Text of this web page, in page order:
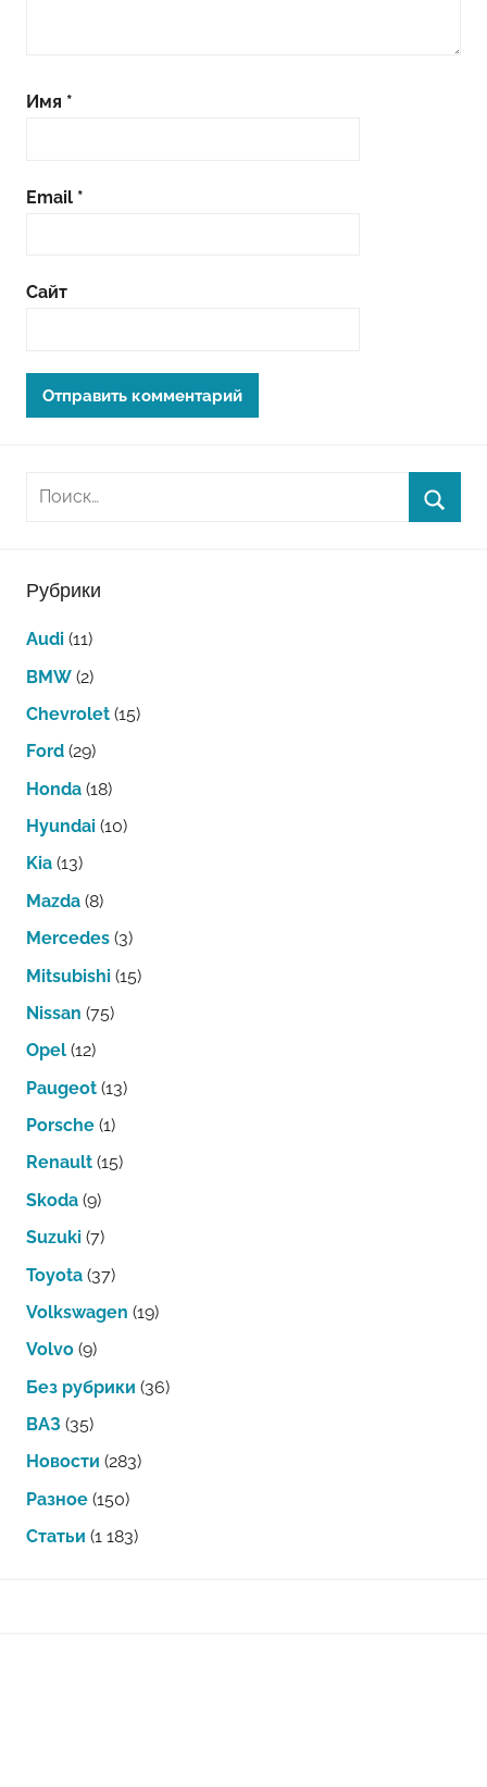
Имя *
Email *
Сайт
Рубрики
Audi (11)
BMW (2)
Chevrolet (15)
Ford (29)
Honda (18)
Hyundai (10)
Kia (13)
Mazda (8)
Mercedes (3)
Mitsubishi (15)
Nissan (75)
Opel (12)
Paugeot (13)
Porsche (1)
Renault (15)
Skoda (9)
Suzuki (7)
Toyota (37)
Volkswagen (19)
Volvo (9)
Без рубрики (36)
ВАЗ (35)
Новости (283)
Разное (150)
Статьи (1 183)